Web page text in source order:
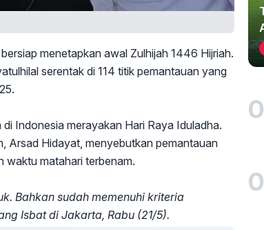
menetapkan awal Zulhijah 1446 Hijriah.
serentak di 114 titik pemantauan yang
Indonesia merayakan Hari Raya Iduladha.
Arsad Hidayat, menyebutkan pemantauan
waktu matahari terbenam.
Bahkan sudah memenuhi kriteria
Isbat di Jakarta, Rabu (21/5).